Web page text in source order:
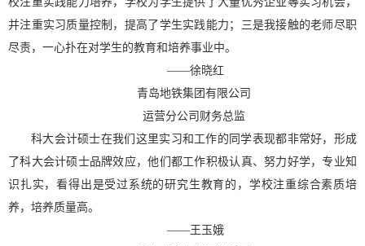
并注重实习质量控制，提高了学生实践能力；三是我接触的老师尽职
尽责，一心扑在对学生的教育和培养事业中。
——徐晓红
青岛地铁集团有限公司
运营分公司财务总监
科大会计硕士在我们这里实习和工作的同学表现都非常好，形成
了科大会计硕士品牌效应，他们都工作积极认真、努力好学，专业知
识扎实，看得出是受过系统的研究生教育的，学校注重综合素质培
养，培养质量高。
——王玉娥